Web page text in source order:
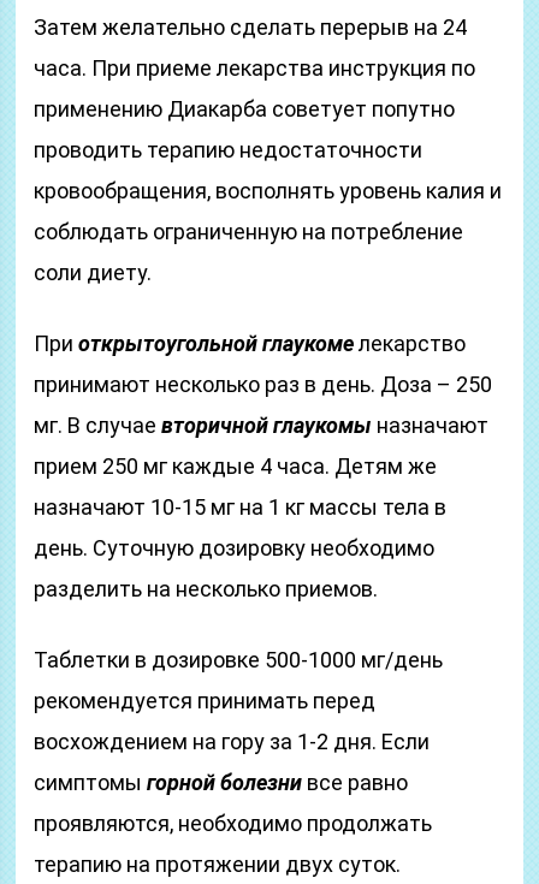
Затем желательно сделать перерыв на 24
часа. При приеме лекарства инструкция по
применению Диакарба советует попутно
проводить терапию недостаточности
кровообращения, восполнять уровень калия и
соблюдать ограниченную на потребление
соли диету.
Приоткрытоугольной глаукоме лекарство
принимают несколько раз в день. Доза – 250
мг. В случаевторичной глаукомы назначают
прием 250 мг каждые 4 часа. Детям же
назначают 10-15 мг на 1 кг массы тела в
день. Суточную дозировку необходимо
разделить на несколько приемов.
Таблетки в дозировке 500-1000 мг/день
рекомендуется принимать перед
восхождением на гору за 1-2 дня. Если
симптомыгорной болезни все равно
проявляются, необходимо продолжать
терапию на протяжении двух суток.